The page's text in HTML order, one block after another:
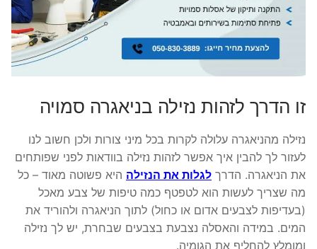
זו הדרך לזהות נזילה בניאגרה סמויה
נזילה מהניאגרה עלולה לקרות בכל מיני צורות ולכן חשוב לנו
לעזור לך להבין איך אפשר לזהות נזילה בוודאות לפני שפותחים
את הניאגרה. הדרך לגלות את הנזילה היא פשוטה מאוד – כל
מה שצריך לעשות הוא לטפטף כמה טיפות של צבע מאכל
(בעדיפות לצבעים אדום או כחול) לתוך הניאגרה ולהוריד את
המים. במידה והאסלה נצבעת בצבעים שבחרת, יש לך נזילה
ומומלץ להחליף את הגומיה.